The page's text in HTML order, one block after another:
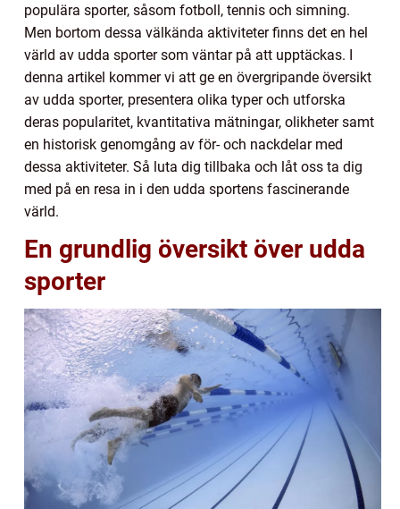
populära sporter, såsom fotboll, tennis och simning.
Men bortom dessa välkända aktiviteter finns det en hel
värld av udda sporter som väntar på att upptäckas. I
denna artikel kommer vi att ge en övergripande översikt
av udda sporter, presentera olika typer och utforska
deras popularitet, kvantitativa mätningar, olikheter samt
en historisk genomgång av för- och nackdelar med
dessa aktiviteter. Så luta dig tillbaka och låt oss ta dig
med på en resa in i den udda sportens fascinerande
värld.
En grundlig översikt över udda
sporter